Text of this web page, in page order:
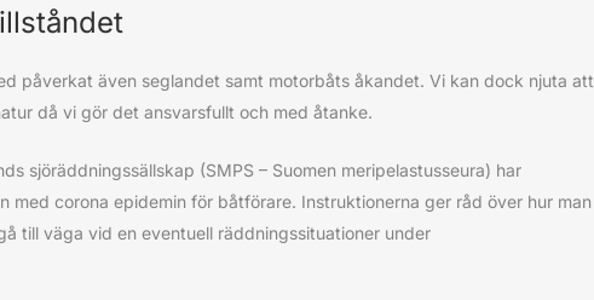
påverkat även seglandet samt motorbåts åkandet. Vi kan dock njuta att
då vi gör det ansvarsfullt och med åtanke.
sjöräddningssällskap (SMPS – Suomen meripelastusseura) har
med corona epidemin för båtförare. Instruktionerna ger råd över hur man
till väga vid en eventuell räddningssituationer under